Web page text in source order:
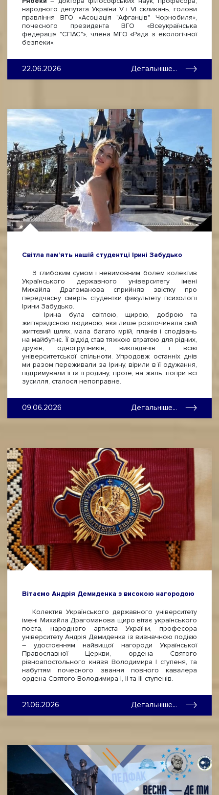
народного депутата України V і VI скликань, голови
правління ВГО «Асоціація "Афганців" Чорнобиля»,
почесного президента ВГО «Всеукраїнська
федерація "СПАС"», члена МГО «Рада з екологічної
безпеки».
22.06.2026 Детальніше...
Світла пам’ять нашій студентці Ірині Забудько
З глибоким сумом і невимовним болем колектив
Українського державного університету імені
Михайла Драгоманова сприйняв звістку про
передчасну смерть студентки факультету психології
Ірини Забудько.
Ірина була світлою, щирою, доброю та
життєрадісною людиною, яка лише розпочинала свій
життєвий шлях, мала багато мрій, планів і сподівань
на майбутнє. Її відхід став тяжкою втратою для рідних,
друзів, одногрупників, викладачів і всієї
університетської спільноти. Упродовж останніх днів
ми разом переживали за Ірину, вірили в її одужання,
підтримували її та її родину, проте, на жаль, попри всі
зусилля, сталося непоправне.
09.06.2026 Детальніше...
Вітаємо Андрія Демиденка з високою нагородою
Колектив Українського державного університету
імені Михайла Драгоманова щиро вітає українського
поета, народного артиста України, професора
університету Андрія Демиденка із визначною подією
– удостоєнням найвищої нагороди Української
Православної Церкви, ордена Святого
рівноапостольного князя Володимира І ступеня, та
набуттям почесного звання повного кавалера
ордена Святого Володимира І, ІІ та ІІІ ступенів.
21.06.2026 Детальніше...